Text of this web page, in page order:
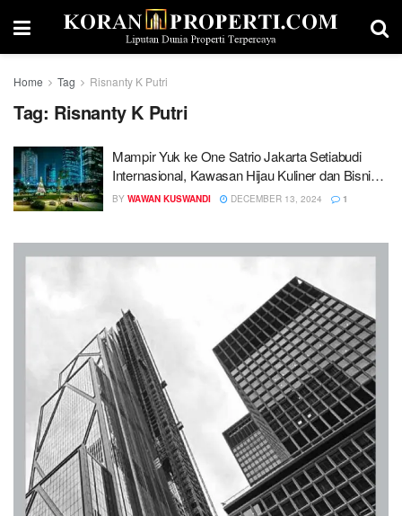
Home Tag Risnanty K Putri
Tag: Risnanty K Putri
Mampir Yuk ke One Satrio Jakarta Setiabudi
Internasional, Kawasan Hijau Kuliner dan Bisnis
Berbasis Digital
BY WAWAN KUSWANDI DECEMBER 13, 2024 1